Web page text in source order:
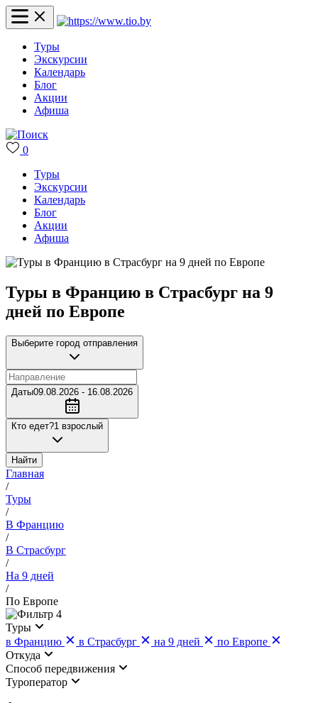
Туры
Экскурсии
Календарь
Блог
Акции
Афиша
0
Туры
Экскурсии
Календарь
Блог
Акции
Афиша
Туры в Францию в Страсбург на 9
дней по Европе
Выберите город отправления
Даты09.08.2026 - 16.08.2026
Кто едет?1 взрослый
Найти
Главная
/
Туры
/
В Францию
/
В Страсбург
/
На 9 дней
/
По Европе
4
Туры
в Францию
в Страсбург на 9 дней
по Европе
Откуда
Cпособ передвижения
Туроператор